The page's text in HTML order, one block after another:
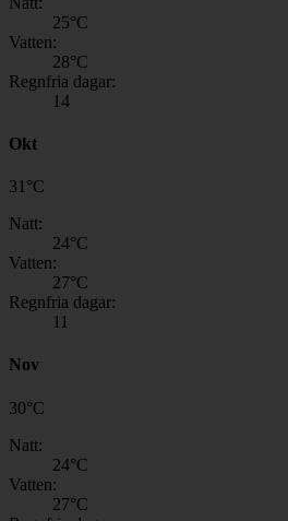
25°C
Vatten:
28°C
Regnfria dagar:
14
Okt
31 °C
Natt:
24°C
Vatten:
27°C
Regnfria dagar:
11
Nov
30°C
Natt:
24°C
Vatten:
27°C